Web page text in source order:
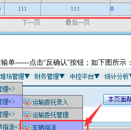
——点击“反确认”按钮；如下图所示：